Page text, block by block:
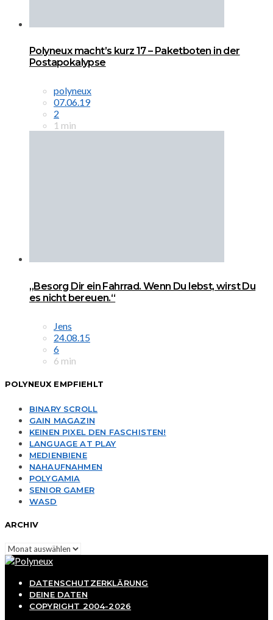
Polyneux macht’s kurz 17 – Paketboten in der
Postapokalypse
polyneux
07.06.19
2
1 min
„Besorg Dir ein Fahrrad. Wenn Du lebst, wirst Du
es nicht bereuen.“
Jens
24.08.15
6
6 min
POLYNEUX EMPFIEHLT
BINARY SCROLL
GAIN MAGAZIN
KEINEN PIXEL DEN FASCHISTEN!
LANGUAGE AT PLAY
MEDIENBIENE
NAHAUFNAHMEN
POLYGAMIA
SENIOR GAMER
WASD
ARCHIV
Archiv
DATENSCHUTZERKLÄRUNG
DEINE DATEN
COPYRIGHT 2004-2026